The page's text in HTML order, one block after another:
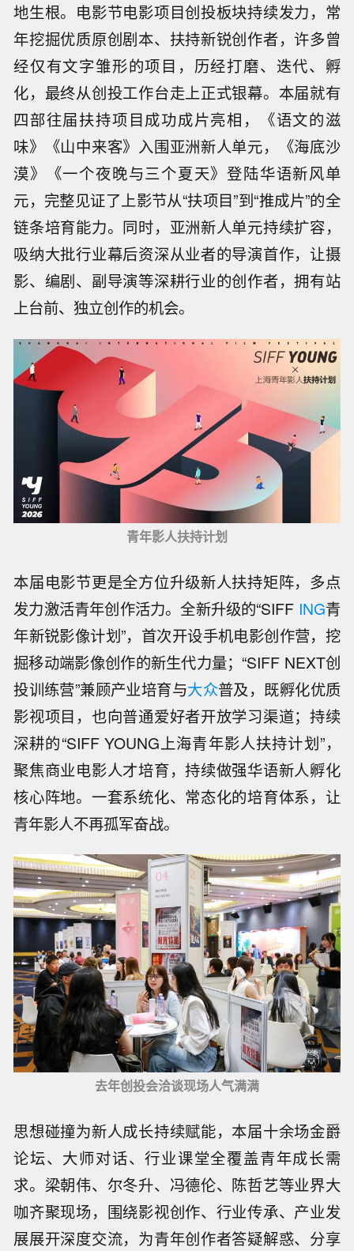
地生根。电影节电影项目创投板块持续发力，常
年挖掘优质原创剧本、扶持新锐创作者，许多曾
经仅有文字雏形的项目，历经打磨、迭代、孵
化，最终从创投工作台走上正式银幕。本届就有
四部往届扶持项目成功成片亮相，《语文的滋
味》《山中来客》入围亚洲新人单元，《海底沙
漠》《一个夜晚与三个夏天》登陆华语新风单
元，完整见证了上影节从“扶项目”到“推成片”的全
链条培育能力。同时，亚洲新人单元持续扩容，
吸纳大批行业幕后资深从业者的导演首作，让摄
影、编剧、副导演等深耕行业的创作者，拥有站
上台前、独立创作的机会。
青年影人扶持计划
本届电影节更是全方位升级新人扶持矩阵，多点
发力激活青年创作活力。全新升级的“SIFF ING青
年新锐影像计划”，首次开设手机电影创作营，挖
掘移动端影像创作的新生代力量；“SIFF NEXT创
投训练营”兼顾产业培育与大众普及，既孵化优质
影视项目，也向普通爱好者开放学习渠道；持续
深耕的“SIFF YOUNG上海青年影人扶持计划”，
聚焦商业电影人才培育，持续做强华语新人孵化
核心阵地。一套系统化、常态化的培育体系，让
青年影人不再孤军奋战。
去年创投会洽谈现场人气满满
思想碰撞为新人成长持续赋能，本届十余场金爵
论坛、大师对话、行业课堂全覆盖青年成长需
求。梁朝伟、尔冬升、冯德伦、陈哲艺等业界大
咖齐聚现场，围绕影视创作、行业传承、产业发
展展开深度交流，为青年创作者答疑解惑、分享